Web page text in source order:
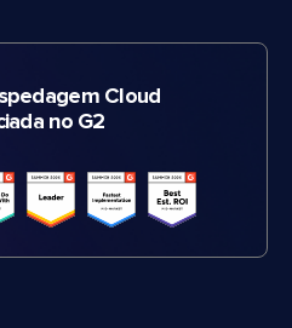
Cloud
no G2